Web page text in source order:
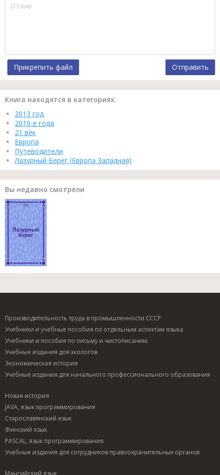
Прикрепить файл Отправить
Книга находятся в категориях.
2013 год
2010-е года
21 век
Европа
Путеводители
Лазурный Берег (Европа Западная)
Вы недавно смотрели
Производительность труда в промышленности СССР
Учебники и учебные пособия по отдельным аспектам языка
Учебники и пособия по письму и чистописанию
Учебные издания для экологов
Экономическая история
Учебные издания для начального профессионального образования
Новая история
JAVA, язык программирования
Старославянский язык
Финский язык
PASCAL, язык программирования
Учебные издания для сотрудников правоохранительных органов
Мансийский язык